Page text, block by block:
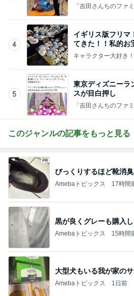
「吉田さんちのファ
4
イギリス版フリマ
てきた！！私的
キャラクター大好き
5
東京ディズニーラ
スが目白押し
「吉田さんちのファ
このジャンルの記事をもっと見る
びっくりするほど靴消
Amebaトピックス 17時間
黒が良くグレーも購入
Amebaトピックス 15時間
大型犬もいる我が家の
Amebaトピックス 1日前